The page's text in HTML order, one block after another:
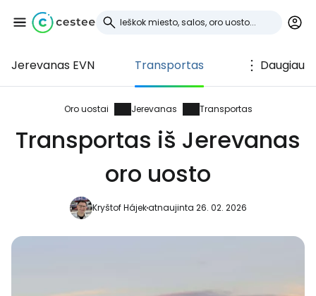
Jerevanas EVN Transportas Daugiau
Oro uostai Jerevanas Transportas
Transportas iš Jerevanas
oro uosto
Kryštof Hájekatnaujinta 26. 02. 2026
Prisijunkite prie
Cestee
... pasaulinė kelionių bendruomenė